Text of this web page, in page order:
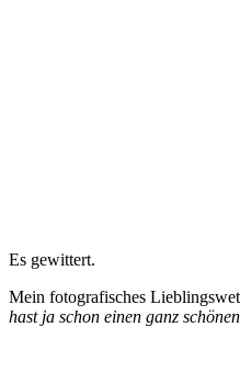
Es gewittert.
Mein fotografisches
hast ja schon einen ganz